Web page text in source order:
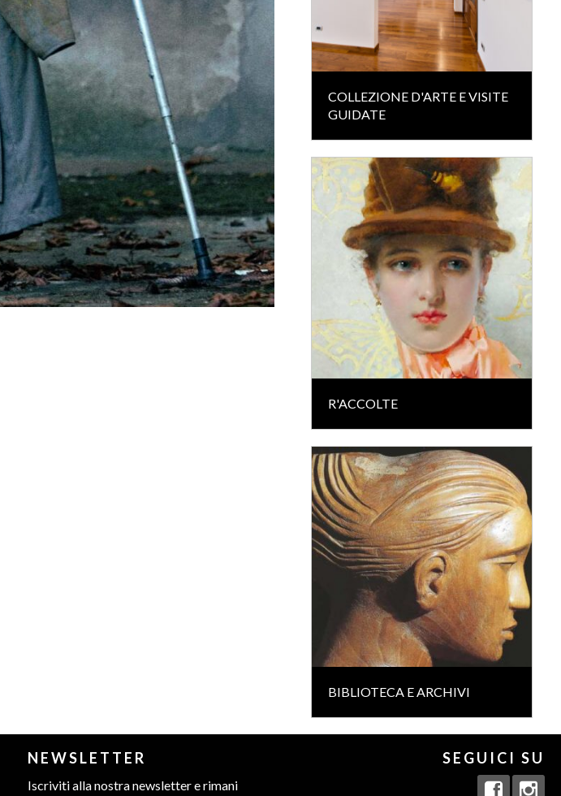
COLLEZIONE D'ARTE E VISITE
GUIDATE
R'ACCOLTE
BIBLIOTECA E ARCHIVI
NEWSLETTER
Iscriviti alla nostra newsletter e rimani
SEGUICI SU